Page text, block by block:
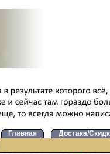
Главная Достака/